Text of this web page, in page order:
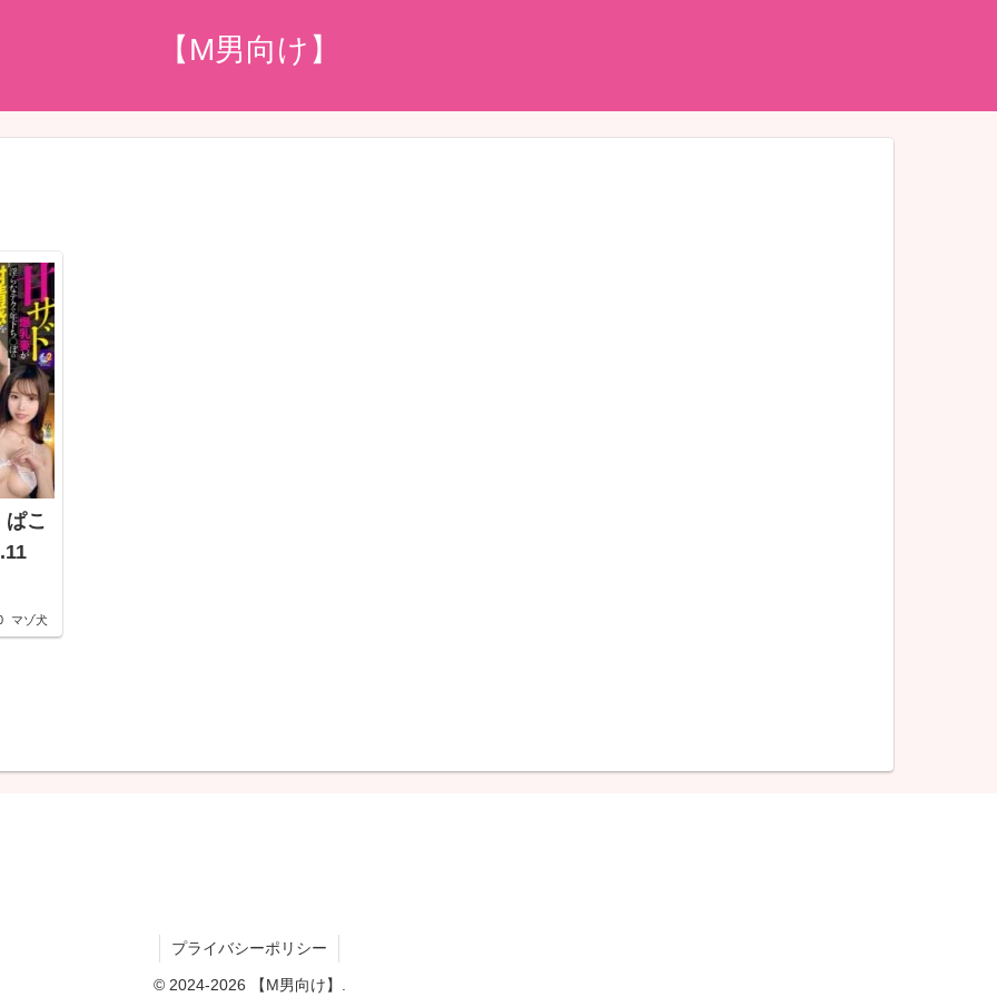
【M男向け】
ぱこ
マゾ犬
プライバシーポリシー
© 2024-2026 【M男向け】.